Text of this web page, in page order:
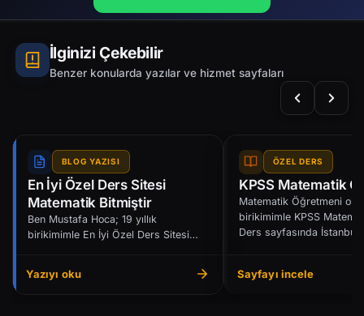
İlginizi Çekebilir
Benzer konularda yazılar ve hizmet sayfaları
BLOG YAZISI
En İyi Özel Ders Sitesi
Matematik Bitmiştir
Ben Mustafa Hoca; 19 yıllık
birikimimle En İyi Özel Ders Sitesi
Yazıyı oku
ÖZEL DERS
KPSS Matematik
Matematik Öğretmeni
birikimimle KPSS
Ders sayfasında
Sayfayı incele